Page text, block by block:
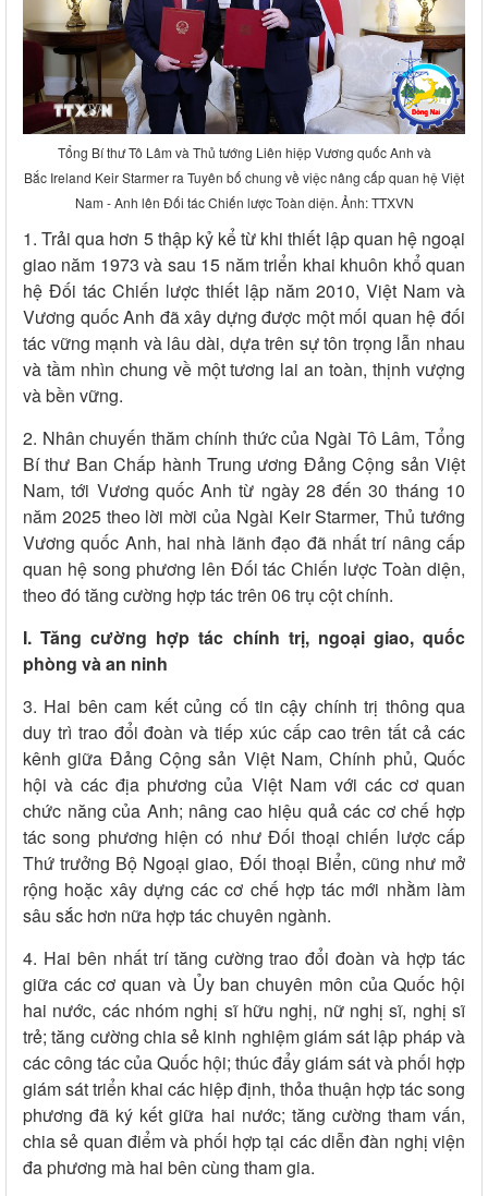
Tổng Bí thư Tô Lâm và Thủ tướng Liên hiệp Vương quốc Anh và
Bắc Ireland Keir Starmer ra Tuyên bố chung về việc nâng cấp quan hệ Việt
Nam - Anh lên Đối tác Chiến lược Toàn diện. Ảnh: TTXVN
1. Trải qua hơn 5 thập kỷ kể từ khi thiết lập quan hệ ngoại
giao năm 1973 và sau 15 năm triển khai khuôn khổ quan
hệ Đối tác Chiến lược thiết lập năm 2010, Việt Nam và
Vương quốc Anh đã xây dựng được một mối quan hệ đối
tác vững mạnh và lâu dài, dựa trên sự tôn trọng lẫn nhau
và tầm nhìn chung về một tương lai an toàn, thịnh vượng
và bền vững.
2. Nhân chuyến thăm chính thức của Ngài Tô Lâm, Tổng
Bí thư Ban Chấp hành Trung ương Đảng Cộng sản Việt
Nam, tới Vương quốc Anh từ ngày 28 đến 30 tháng 10
năm 2025 theo lời mời của Ngài Keir Starmer, Thủ tướng
Vương quốc Anh, hai nhà lãnh đạo đã nhất trí nâng cấp
quan hệ song phương lên Đối tác Chiến lược Toàn diện,
theo đó tăng cường hợp tác trên 06 trụ cột chính.
I. Tăng cường hợp tác chính trị, ngoại giao, quốc
phòng và an ninh
3. Hai bên cam kết củng cố tin cậy chính trị thông qua
duy trì trao đổi đoàn và tiếp xúc cấp cao trên tất cả các
kênh giữa Đảng Cộng sản Việt Nam, Chính phủ, Quốc
hội và các địa phương của Việt Nam với các cơ quan
chức năng của Anh; nâng cao hiệu quả các cơ chế hợp
tác song phương hiện có như Đối thoại chiến lược cấp
Thứ trưởng Bộ Ngoại giao, Đối thoại Biển, cũng như mở
rộng hoặc xây dựng các cơ chế hợp tác mới nhằm làm
sâu sắc hơn nữa hợp tác chuyên ngành.
4. Hai bên nhất trí tăng cường trao đổi đoàn và hợp tác
giữa các cơ quan và Ủy ban chuyên môn của Quốc hội
hai nước, các nhóm nghị sĩ hữu nghị, nữ nghị sĩ, nghị sĩ
trẻ; tăng cường chia sẻ kinh nghiệm giám sát lập pháp và
các công tác của Quốc hội; thúc đẩy giám sát và phối hợp
giám sát triển khai các hiệp định, thỏa thuận hợp tác song
phương đã ký kết giữa hai nước; tăng cường tham vấn,
chia sẻ quan điểm và phối hợp tại các diễn đàn nghị viện
đa phương mà hai bên cùng tham gia.